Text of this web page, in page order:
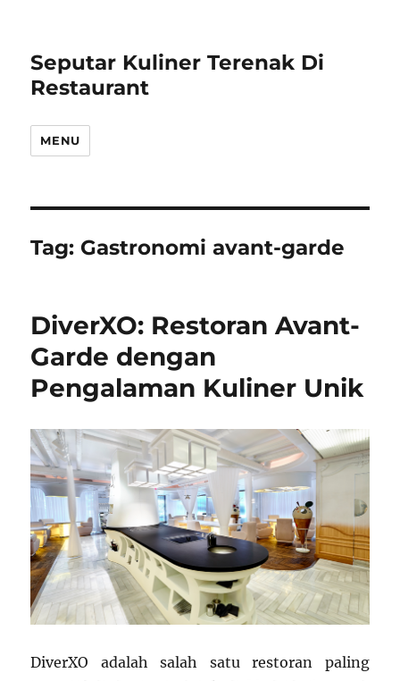
Seputar Kuliner Terenak Di
Restaurant
MENU
Tag: Gastronomi avant-garde
DiverXO: Restoran Avant-
Garde dengan
Pengalaman Kuliner Unik
DiverXO adalah salah satu restoran paling